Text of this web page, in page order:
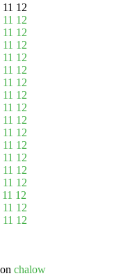
12
11 12
11 12
11 12
11 12
11 12
11 12
11 12
11 12
11 12
11 12
11 12
11 12
11 12
11 12
11 12
11 12
11 12
chalow